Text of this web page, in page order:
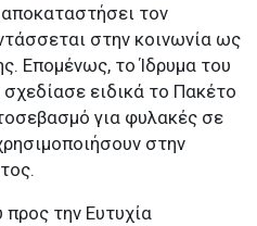
τον
στην κοινωνία ως
Επομένως, το Ίδρυμα του
ειδικά το Πακέτο
για φυλακές σε
στην
την Ευτυχία